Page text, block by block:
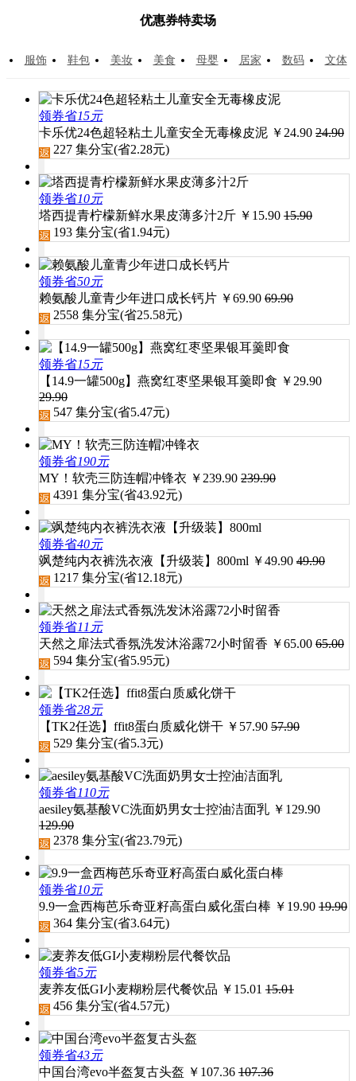
优惠券特卖场
服饰 鞋包 美妆 美食 母婴 居家 数码 文体
领券省15元
卡乐优24色超轻粘土儿童安全无毒橡皮泥 ￥ 24.90 24.90
227 集分宝(省2.28元)
领券省10元
塔西提青柠檬新鲜水果皮薄多汁2斤 ￥ 15.90 15.90
193 集分宝(省1.94元)
领券省50元
赖氨酸儿童青少年进口成长钙片 ￥69.90 69.90
2558 集分宝(省25.58元)
领券省15元
【14.9一罐500g】燕窝红枣坚果银耳羹即食 ￥ 29.90
29.90
547 集分宝(省5.47元)
领券省190元
MY！软壳三防连帽冲锋衣 ￥ 239.90 239.90
4391 集分宝(省43.92元)
领券省40元
飒楚纯内衣裤洗衣液【升级装】800ml ￥49.90 49.90
1217 集分宝(省12.18元)
领券省11元
天然之扉法式香氛洗发沐浴露72小时留香 ￥65.00 65.00
594 集分宝(省5.95元)
领券省28元
【TK2任选】ffit8蛋白质威化饼干 ￥ 57.90 57.90
529 集分宝(省5.3元)
领券省110元
aesiley氨基酸VC洗面奶男女士控油洁面乳 ￥ 129.90
129.90
2378 集分宝(省23.79元)
领券省10元
9.9一盒西梅芭乐奇亚籽高蛋白威化蛋白棒 ￥ 19.90 19.90
364 集分宝(省3.64元)
领券省5元
麦养友低GI小麦糊粉层代餐饮品 ￥ 15.01 15.01
456 集分宝(省4.57元)
领券省43元
中国台湾evo半盔复古头盔 ￥ 107.36 107.36